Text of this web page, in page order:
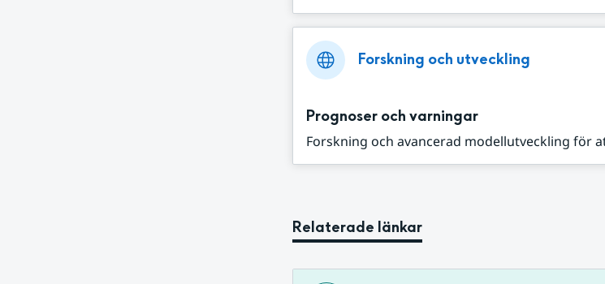
Forskning och utveckling
Prognoser och varningar
Forskning och avancerad modellutveckling för
Relaterade länkar